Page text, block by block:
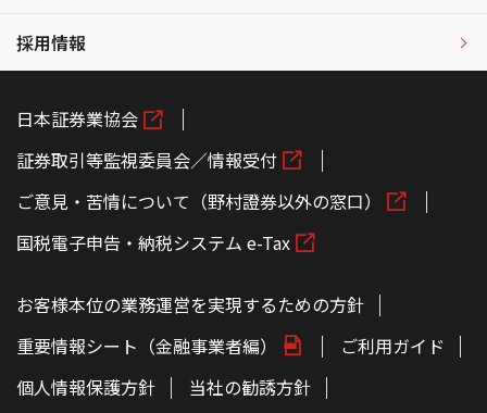
採用情報
日本証券業協会
証券取引等監視委員会／情報受付
ご意見・苦情について（野村證券以外の窓口）
国税電子申告・納税システム e-Tax
お客様本位の業務運営を実現するための方針
重要情報シート（金融事業者編）
ご利用ガイド
個人情報保護方針
当社の勧誘方針